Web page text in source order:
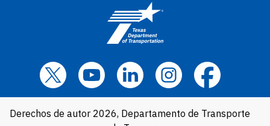
Derechos de autor 2026, Departamento de Transporte